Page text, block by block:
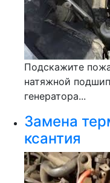
Подскажите
натяжной
генератора...
Замена
ксантия